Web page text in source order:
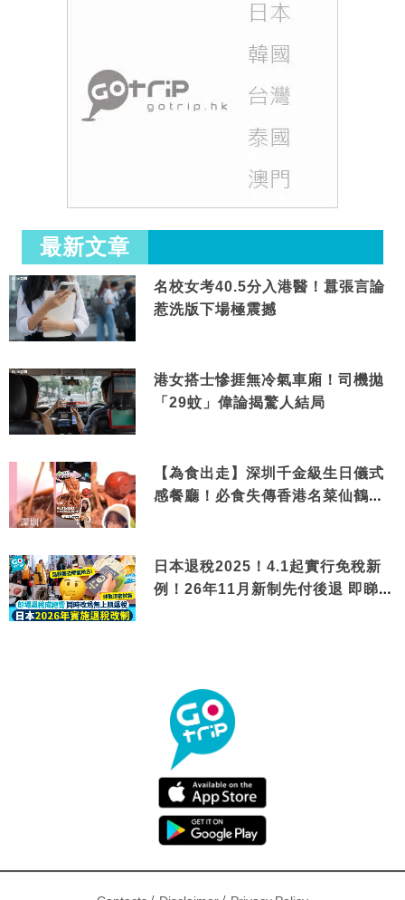
最新文章
名校女考40.5分入港醫！囂張言論
惹洗版下場極震撼
港女搭士慘捱無冷氣車廂！司機拋
「29蚊」偉論揭驚人結局
【為食出走】深圳千金級生日儀式
感餐廳！必食失傳香港名菜仙鶴神
日本退稅2025！4.1起實行免稅新
例！26年11月新制先付後退 即睇步